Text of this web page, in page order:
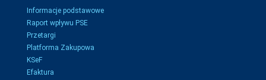
Informacje podstawowe
Raport wpływu PSE
Przetargi
Platforma Zakupowa
KSeF
Efaktura